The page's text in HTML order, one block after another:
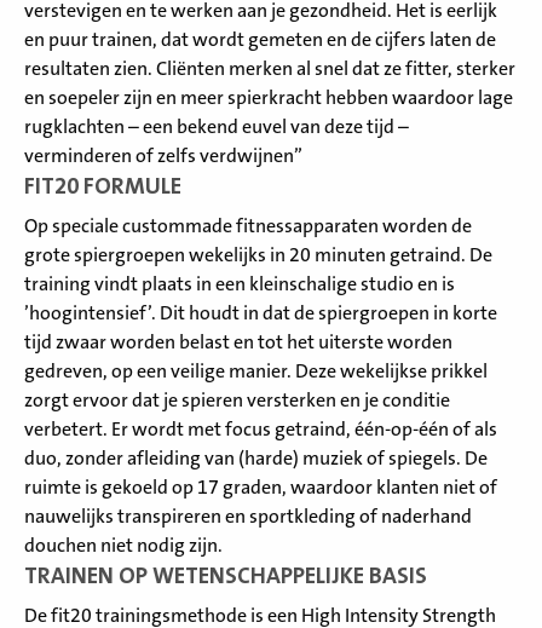
verstevigen en te werken aan je gezondheid. Het is eerlijk
en puur trainen, dat wordt gemeten en de cijfers laten de
resultaten zien. Cliënten merken al snel dat ze fitter, sterker
en soepeler zijn en meer spierkracht hebben waardoor lage
rugklachten – een bekend euvel van deze tijd –
verminderen of zelfs verdwijnen”
FIT20 FORMULE
Op speciale custommade fitnessapparaten worden de
grote spiergroepen wekelijks in 20 minuten getraind. De
training vindt plaats in een kleinschalige studio en is
’hoogintensief’. Dit houdt in dat de spiergroepen in korte
tijd zwaar worden belast en tot het uiterste worden
gedreven, op een veilige manier. Deze wekelijkse prikkel
zorgt ervoor dat je spieren versterken en je conditie
verbetert. Er wordt met focus getraind, één-op-één of als
duo, zonder afleiding van (harde) muziek of spiegels. De
ruimte is gekoeld op 17 graden, waardoor klanten niet of
nauwelijks transpireren en sportkleding of naderhand
douchen niet nodig zijn.
TRAINEN OP WETENSCHAPPELIJKE BASIS
De fit20 trainingsmethode is een High Intensity Strength